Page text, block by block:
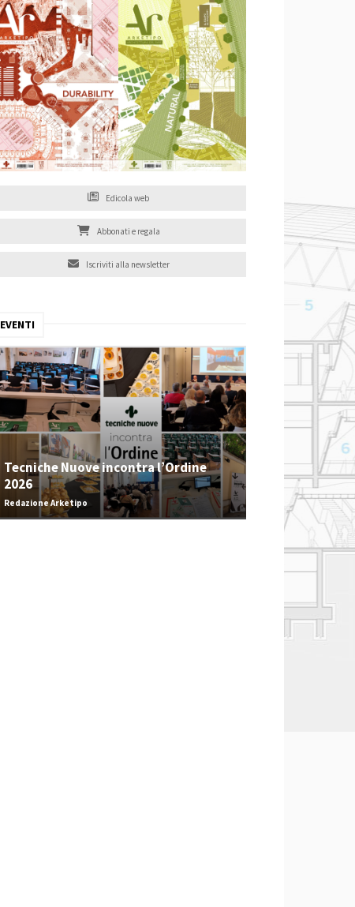
Edicola web
Abbonati e regala
Iscriviti alla newsletter
EVENTI
Tecniche Nuove incontra l’Ordine
2026
Redazione Arketipo